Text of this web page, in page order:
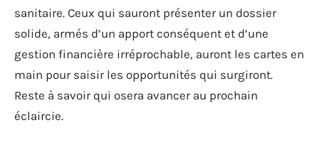
sanitaire. Ceux qui sauront présenter un dossier
solide, armés d’un apport conséquent et d’une
gestion financière irréprochable, auront les cartes en
main pour saisir les opportunités qui surgiront.
Reste à savoir qui osera avancer au prochain
éclaircie.